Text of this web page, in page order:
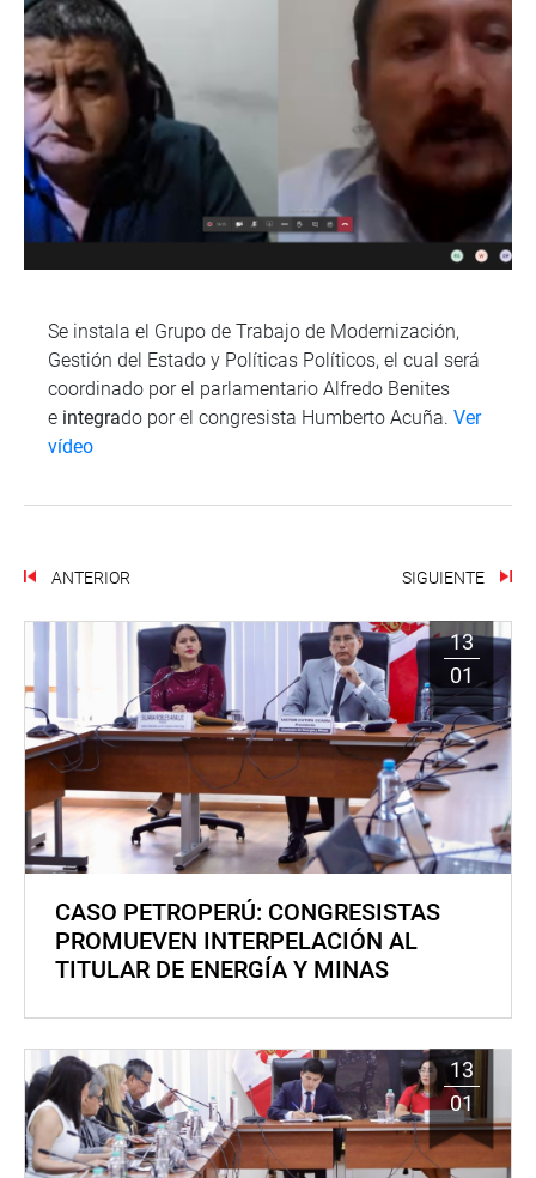
Se instala el Grupo de Trabajo de Modernización,
Gestión del Estado y Políticas Políticos, el cual será
coordinado por el parlamentario Alfredo Benites
e integrado por el congresista Humberto Acuña. Ver
vídeo
ANTERIOR SIGUIENTE
13
01
CASO PETROPERÚ: CONGRESISTAS
PROMUEVEN INTERPELACIÓN AL
TITULAR DE ENERGÍA Y MINAS
13
01